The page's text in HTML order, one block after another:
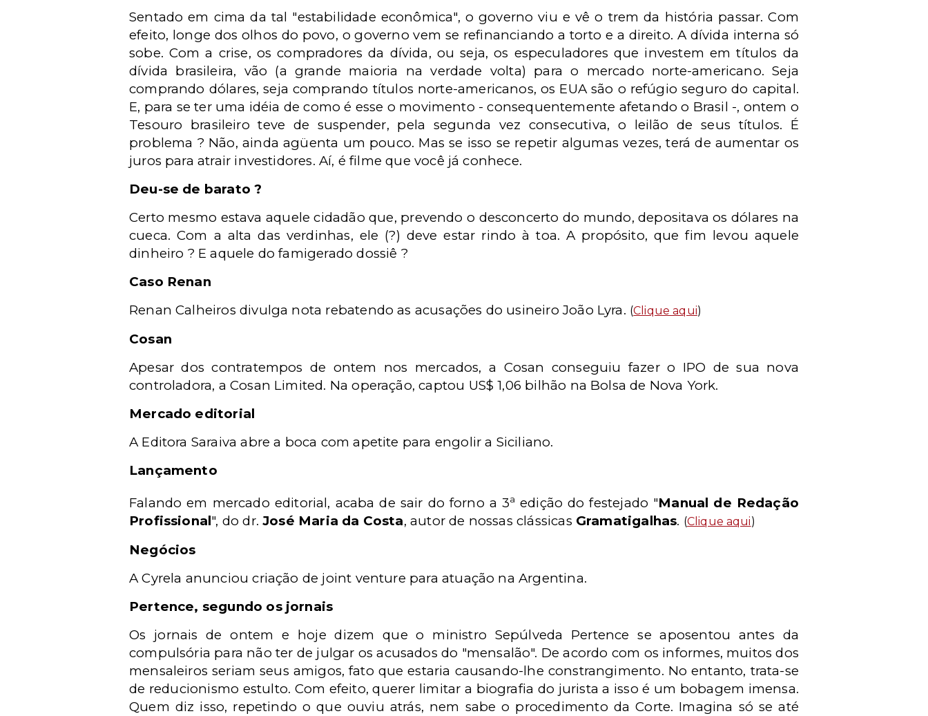
Sentado em cima da tal "estabilidade econômica", o governo viu e vê o trem da história passar. Com
efeito, longe dos olhos do povo, o governo vem se refinanciando a torto e a direito. A dívida interna só
sobe. Com a crise, os compradores da dívida, ou seja, os especuladores que investem em títulos da
dívida brasileira, vão (a grande maioria na verdade volta) para o mercado norte-americano. Seja
comprando dólares, seja comprando títulos norte-americanos, os EUA são o refúgio seguro do capital.
E, para se ter uma idéia de como é esse o movimento - consequentemente afetando o Brasil -, ontem o
Tesouro brasileiro teve de suspender, pela segunda vez consecutiva, o leilão de seus títulos. É
problema ? Não, ainda agüenta um pouco. Mas se isso se repetir algumas vezes, terá de aumentar os
juros para atrair investidores. Aí, é filme que você já conhece.
Deu-se de barato ?
Certo mesmo estava aquele cidadão que, prevendo o desconcerto do mundo, depositava os dólares na
cueca. Com a alta das verdinhas, ele (?) deve estar rindo à toa. A propósito, que fim levou aquele
dinheiro ? E aquele do famigerado dossiê ?
Caso Renan
Renan Calheiros divulga nota rebatendo as acusações do usineiro João Lyra. (Clique aqui)
Cosan
Apesar dos contratempos de ontem nos mercados, a Cosan conseguiu fazer o IPO de sua nova
controladora, a Cosan Limited. Na operação, captou US$ 1,06 bilhão na Bolsa de Nova York.
Mercado editorial
A Editora Saraiva abre a boca com apetite para engolir a Siciliano.
Lançamento
Falando em mercado editorial, acaba de sair do forno a 3a edição do festejado "Manual de Redação
Profissional", do dr.José Maria da Costa, autor de nossas clássicas Gramatigalhas. (Clique aqui)
Negócios
A Cyrela anunciou criação de joint venture para atuação na Argentina.
Pertence, segundo os jornais
Os jornais de ontem e hoje dizem que o ministro Sepúlveda Pertence se aposentou antes da
compulsória para não ter de julgar os acusados do "mensalão". De acordo com os informes, muitos dos
mensaleiros seriam seus amigos, fato que estaria causando-lhe constrangimento. No entanto, trata-se
de reducionismo estulto. Com efeito, querer limitar a biografia do jurista a isso é um bobagem imensa.
Quem diz isso, repetindo o que ouviu atrás, nem sabe o procedimento da Corte. Imagina só se até